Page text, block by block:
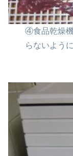
④食品乾燥機
らないように